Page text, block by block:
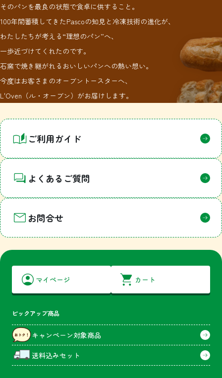
そのパンを最良の状態で食卓に供すること。
100年間蓄積してきたPascoの知見と冷凍技術の進化が、
わたしたちが考える“理想のパン”へ、
一歩近づけてくれたのです。
石窯で焼き継がれるおいしいパンへの熱い想い。
今度はお客さまのオーブントースターへ、
L'Oven（ル・オーブン）がお届けします。
ご利用ガイド
よくあるご質問
お問合せ
マイページ カート
ピックアップ商品
キャンペーン対象商品
送料込みセット